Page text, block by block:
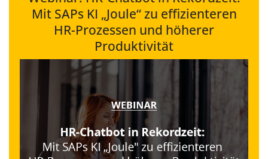
Mit SAPs KI „Joule“ zu effizienteren
HR-Prozessen und höherer
Produktivität